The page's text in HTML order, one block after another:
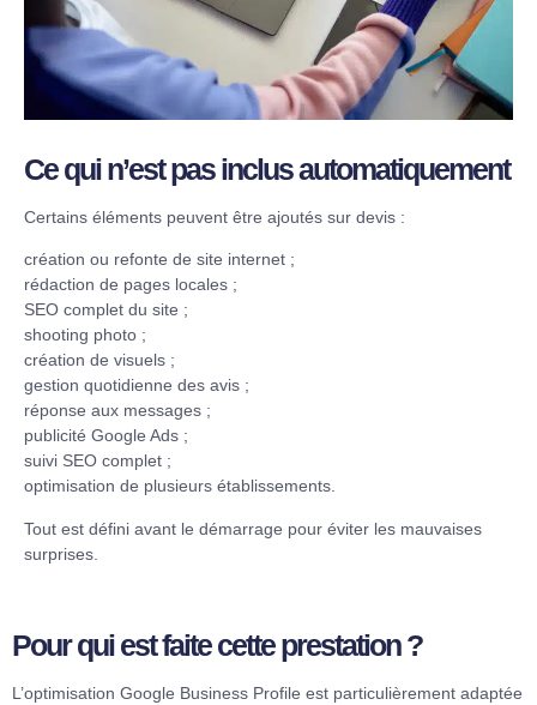
Ce qui n’est pas inclus automatiquement
Certains éléments peuvent être ajoutés sur devis :
création ou refonte de site internet ;
rédaction de pages locales ;
SEO complet du site ;
shooting photo ;
création de visuels ;
gestion quotidienne des avis ;
réponse aux messages ;
publicité Google Ads ;
suivi SEO complet ;
optimisation de plusieurs établissements.
Tout est défini avant le démarrage pour éviter les mauvaises
surprises.
Pour qui est faite cette prestation ?
L’optimisation Google Business Profile est particulièrement adaptée